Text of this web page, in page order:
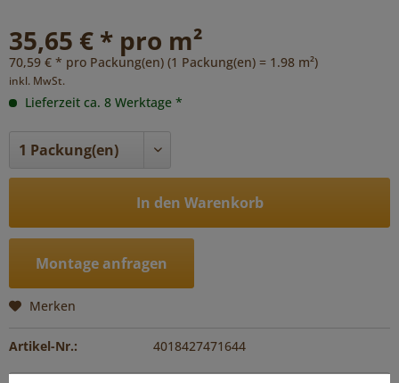
35,65 € * pro m²
70,59 € * pro Packung(en) (1 Packung(en) = 1.98 m²)
inkl. MwSt.
Lieferzeit ca. 8 Werktage *
In den Warenkorb
Montage anfragen
Merken
Artikel-Nr.: 4018427471644